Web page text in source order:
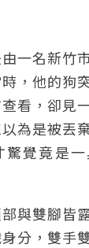
一名新竹
，他的狗
看，卻見
為是被丟
驚覺竟是
與雙腳皆
分，雙手